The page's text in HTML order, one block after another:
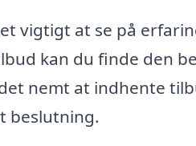
vigtigt at se på
kan du finde den
nemt at indhente
beslutning.